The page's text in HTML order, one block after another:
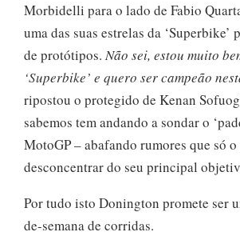
Morbidelli para o lado de Fabio
uma das suas estrelas da ‘Superbike’
de protótipos. Não sei, estou muito
‘Superbike’ e quero ser campeão
ripostou o protegido de Kenan
sabemos tem andando a sondar o
MotoGP – abafando rumores que só
desconcentrar do seu principal
Por tudo isto Donington promete ser
de-semana de corridas.